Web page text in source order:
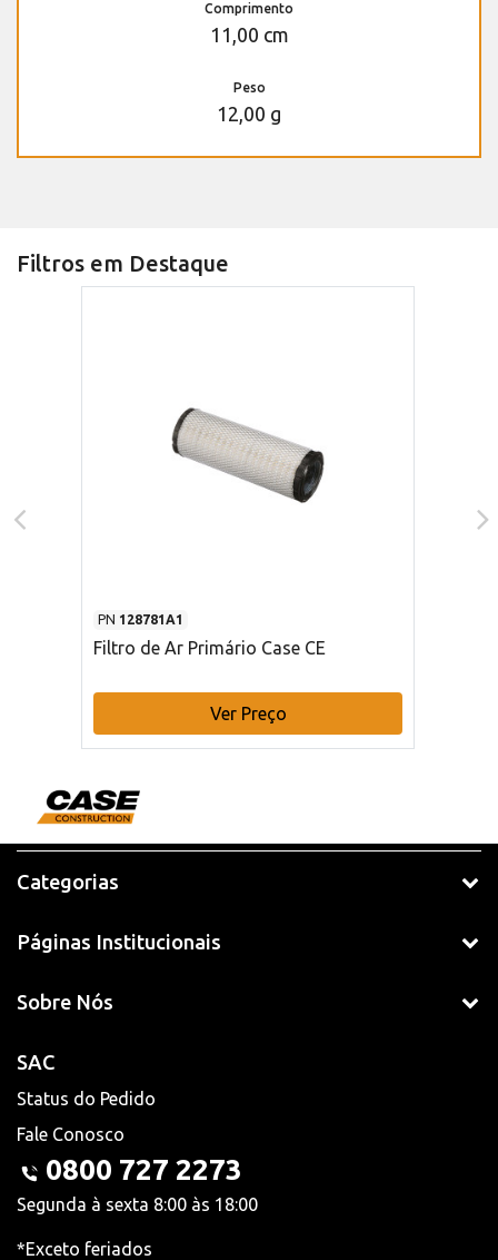
Comprimento
11,00 cm
Peso
12,00 g
Filtros em Destaque
PN 128781A1
Filtro de Ar Primário Case CE
Ver Preço
Categorias
Páginas Institucionais
Sobre Nós
SAC
Status do Pedido
Fale Conosco
0800 727 2273
Segunda à sexta 8:00 às 18:00
*Exceto feriados